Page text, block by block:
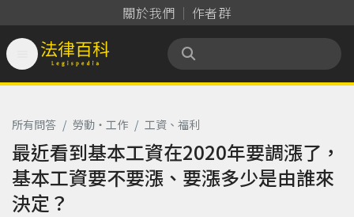
關於我們 作者群
法律百科 Legispedia
所有問答 / 勞動‧工作 / 工資、福利
最近看到基本工資在2020年要調漲了，
基本工資要不要漲、要漲多少是由誰來
決定？